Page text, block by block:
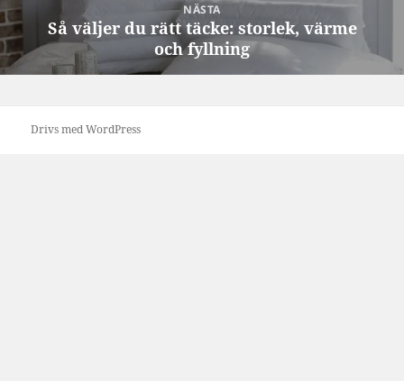
NÄSTA
Nästa
inlägg:
Så väljer du rätt täcke: storlek, värme
och fyllning
Drivs med WordPress